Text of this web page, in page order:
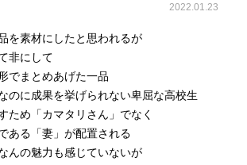
2022.01.23
を素材にしたと思われるが
非にして
でまとめあげた一品
のに成果を挙げられない卑屈な高校生
ため「カマタリさん」でなく
ある「妻」が配置される
んの魅力も感じていないが